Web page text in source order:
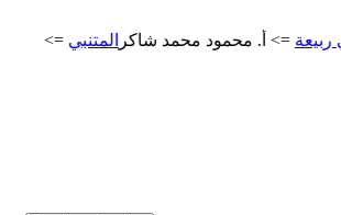
المتنبي => أ. محمود => أ. محمود محمد شاكر